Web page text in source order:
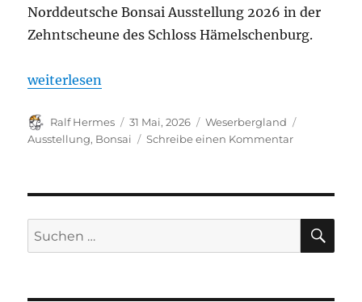
Norddeutsche Bonsai Ausstellung 2026 in der
Zehntscheune des Schloss Hämelschenburg.
„Hämelschenburg: Impressionen Bonsai-
weiterlesen
Autor
Ralf Hermes
Veröffentlicht
am
31 Mai, 2026 Kategorien
Weserbergland
Ausstellung, Bonsai Schreibe einen Kommentarzu
2026
Suchen
nach: